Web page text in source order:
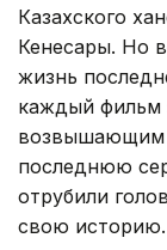
Казахского
Кенесары. Но
жизнь
каждый фильм
возвышающим
последнюю
отрубили
свою историю.